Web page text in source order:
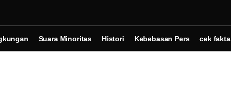
Suara Minoritas Histori Kebebasan Pers cek fakta